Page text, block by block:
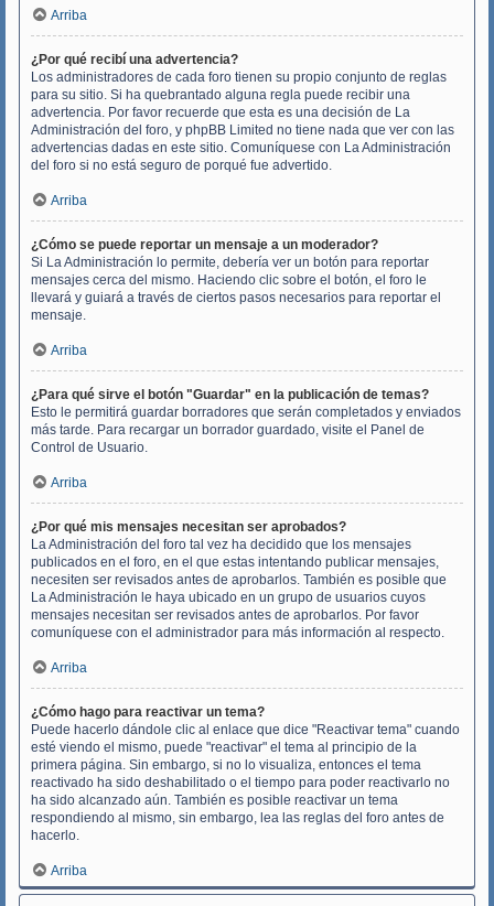
Arriba
¿Por qué recibí una advertencia?
Los administradores de cada foro tienen su propio conjunto de reglas
para su sitio. Si ha quebrantado alguna regla puede recibir una
advertencia. Por favor recuerde que esta es una decisión de La
Administración del foro, y phpBB Limited no tiene nada que ver con las
advertencias dadas en este sitio. Comuníquese con La Administración
del foro si no está seguro de porqué fue advertido.
Arriba
¿Cómo se puede reportar un mensaje a un moderador?
Si La Administración lo permite, debería ver un botón para reportar
mensajes cerca del mismo. Haciendo clic sobre el botón, el foro le
llevará y guiará a través de ciertos pasos necesarios para reportar el
mensaje.
Arriba
¿Para qué sirve el botón "Guardar" en la publicación de temas?
Esto le permitirá guardar borradores que serán completados y enviados
más tarde. Para recargar un borrador guardado, visite el Panel de
Control de Usuario.
Arriba
¿Por qué mis mensajes necesitan ser aprobados?
La Administración del foro tal vez ha decidido que los mensajes
publicados en el foro, en el que estas intentando publicar mensajes,
necesiten ser revisados antes de aprobarlos. También es posible que
La Administración le haya ubicado en un grupo de usuarios cuyos
mensajes necesitan ser revisados antes de aprobarlos. Por favor
comuníquese con el administrador para más información al respecto.
Arriba
¿Cómo hago para reactivar un tema?
Puede hacerlo dándole clic al enlace que dice "Reactivar tema" cuando
esté viendo el mismo, puede "reactivar" el tema al principio de la
primera página. Sin embargo, si no lo visualiza, entonces el tema
reactivado ha sido deshabilitado o el tiempo para poder reactivarlo no
ha sido alcanzado aún. También es posible reactivar un tema
respondiendo al mismo, sin embargo, lea las reglas del foro antes de
hacerlo.
Arriba